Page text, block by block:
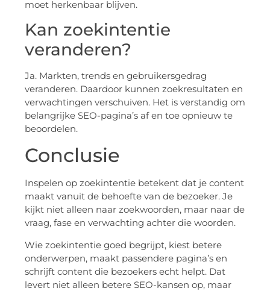
moet herkenbaar blijven.
Kan zoekintentie
veranderen?
Ja. Markten, trends en gebruikersgedrag
veranderen. Daardoor kunnen zoekresultaten en
verwachtingen verschuiven. Het is verstandig om
belangrijke SEO-pagina’s af en toe opnieuw te
beoordelen.
Conclusie
Inspelen op zoekintentie betekent dat je content
maakt vanuit de behoefte van de bezoeker. Je
kijkt niet alleen naar zoekwoorden, maar naar de
vraag, fase en verwachting achter die woorden.
Wie zoekintentie goed begrijpt, kiest betere
onderwerpen, maakt passendere pagina’s en
schrijft content die bezoekers echt helpt. Dat
levert niet alleen betere SEO-kansen op, maar